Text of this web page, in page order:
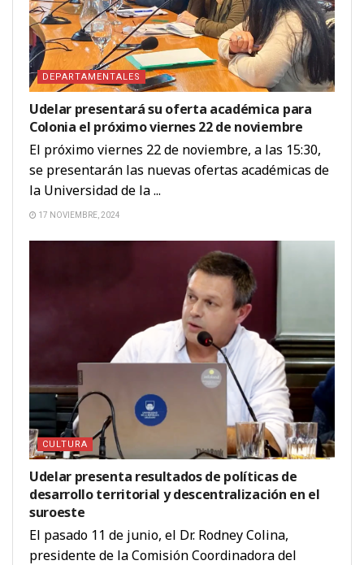
DEPARTAMENTALES
Udelar presentará su oferta académica para
Colonia el próximo viernes 22 de noviembre
El próximo viernes 22 de noviembre, a las 15:30,
se presentarán las nuevas ofertas académicas de
la Universidad de la ...
17 NOVIEMBRE, 2024
CULTURA
Udelar presenta resultados de políticas de
desarrollo territorial y descentralización en el
suroeste
El pasado 11 de junio, el Dr. Rodney Colina,
presidente de la Comisión Coordinadora del